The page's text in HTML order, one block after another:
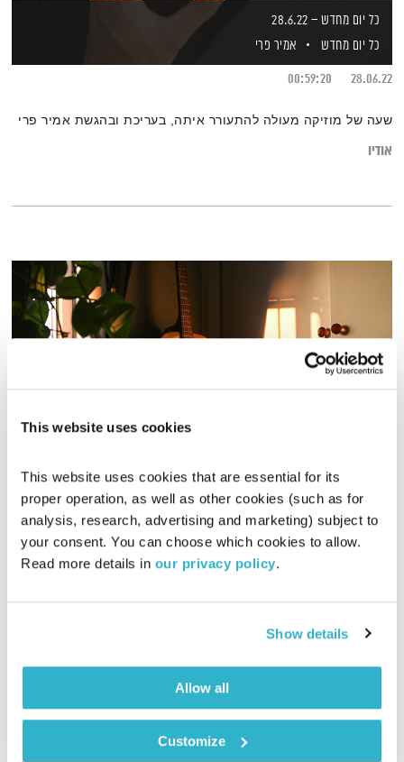
This website uses cookies
This website uses cookies that are essential for its
proper operation, as well as other cookies (such as for
analysis, research, advertising and marketing) subject to
your consent. You can choose which cookies to allow.
Read more details in our privacy policy.
Show details
Allow all
Customize
כל יום מחדש – 28.6.22
כל יום מחדש
אמיר פרי
28.06.22
00:59:20
שעה של מוזיקה מעולה להתעורר איתה, בעריכת ובהגשת אמיר פרי
אודיו
מחזירה אור
אליוט
13.03.25
01:58:51
אליוט עורכת ומגישה שעתיים של מוזיקה מקומית ומילים שיחזירו